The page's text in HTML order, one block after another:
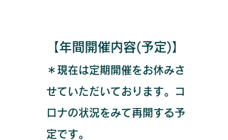
【年間開催内容(予定)】
＊現在は定期開催をお休みさ
せていただいております。コ
ロナの状況をみて再開する予
定です。